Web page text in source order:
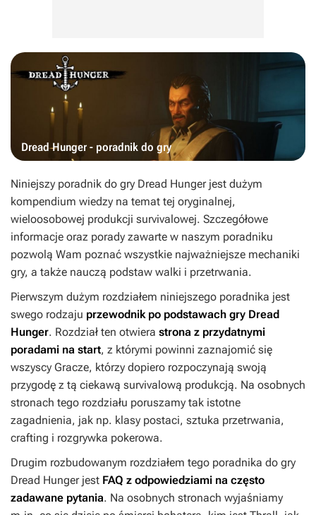
Dread Hunger - poradnik do gry
Niniejszy poradnik do gry Dread Hungerjest dużym
kompendium wiedzy na temat tej oryginalnej,
wieloosobowej produkcji survivalowej. Szczegółowe
informacje oraz porady zawarte w naszym poradniku
pozwolą Wam poznać wszystkie najważniejsze mechaniki
gry, a także nauczą podstaw walki i przetrwania.
Pierwszym dużym rozdziałem niniejszego poradnika jest
swego rodzaju przewodnik po podstawach gry Dread
Hunger. Rozdział ten otwiera strona z przydatnymi
poradami na start, z którymi powinni zaznajomić się
wszyscy Gracze, którzy dopiero rozpoczynają swoją
przygodę z tą ciekawą survivalową produkcją. Na osobnych
stronach tego rozdziału poruszamy tak istotne
zagadnienia, jak np. klasy postaci, sztuka przetrwania,
crafting i rozgrywka pokerowa.
Drugim rozbudowanym rozdziałem tego poradnika do gry
Dread Hungerjest FAQ z odpowiedziami na często
zadawane pytania. Na osobnych stronach wyjaśniamy